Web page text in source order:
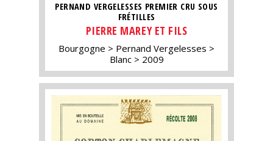
PERNAND VERGELESSES PREMIER CRU SOUS
FRÉTILLES
PIERRE MAREY ET FILS
Bourgogne
Pernand Vergelesses
Blanc
2009